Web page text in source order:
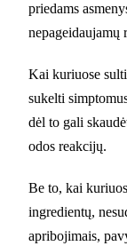
priedams
nepageidaujamų
Kai kuriuose
sukelti
dėl to gali
odos reakcijų.
Be to, kai
ingredientų,
apribojimais,